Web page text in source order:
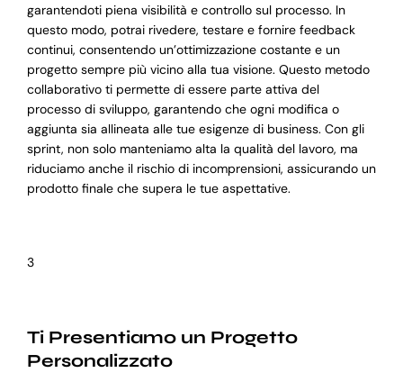
garantendoti piena visibilità e controllo sul processo. In
questo modo, potrai rivedere, testare e fornire feedback
continui, consentendo un’ottimizzazione costante e un
progetto sempre più vicino alla tua visione. Questo metodo
collaborativo ti permette di essere parte attiva del
processo di sviluppo, garantendo che ogni modifica o
aggiunta sia allineata alle tue esigenze di business. Con gli
sprint, non solo manteniamo alta la qualità del lavoro, ma
riduciamo anche il rischio di incomprensioni, assicurando un
prodotto finale che supera le tue aspettative.
3
Ti Presentiamo un Progetto
Personalizzato